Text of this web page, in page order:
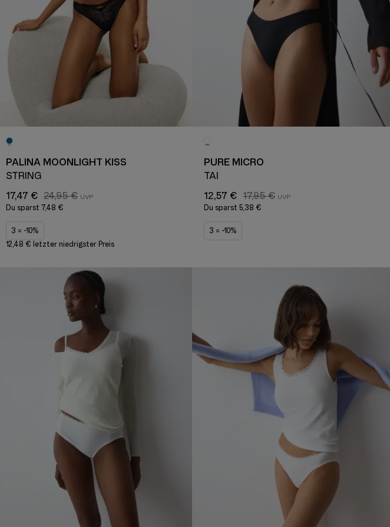
PALINA MOONLIGHT KISS
STRING
17,47 € 24,95 €
Du sparst 7,48 €
3 = -10%
12,48 € letzter niedrigster Preis
PURE MICRO
TAI
12,57 € 17,95 €
Du sparst 5,38 €
3 = -10%